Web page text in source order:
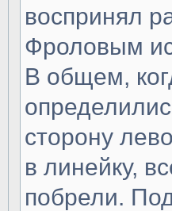
воспринял
Фроловым
В общем,
сторону
в линейку,
побрели.